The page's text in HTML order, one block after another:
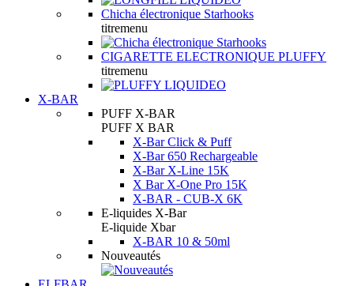
Chicha électronique Starhooks
titremenu
CIGARETTE ELECTRONIQUE PLUFFY
titremenu
X-BAR
PUFF X-BAR
PUFF X BAR
X-Bar Click & Puff
X-Bar 650 Rechargeable
X-Bar X-Line 15K
X Bar X-One Pro 15K
X-BAR - CUB-X 6K
E-liquides X-Bar
E-liquide Xbar
X-BAR 10 & 50ml
Nouveautés